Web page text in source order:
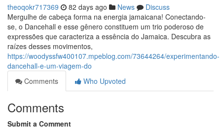
theoqokr717369 82 days ago News
Discuss
Mergulhe de cabeça forma na energia jamaicana! Conectando-
se, o Dancehall e esse gênero constituem um trio poderoso de
expressões que caracteriza a essência do Jamaica. Descubra as
raízes desses movimentos,
https://woodyssfw400107.mpeblog.com/73644264/experimentando-
dancehall-e-um-viagem-do
Comments
Who Upvoted
Comments
Submit a Comment